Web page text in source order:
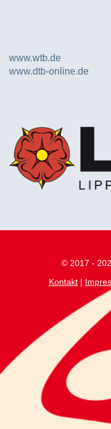
www.wtb.de
www.dtb-online.de
© 2017 -
Kontakt |